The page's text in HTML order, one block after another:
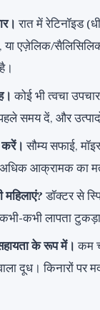
रात में रेटिनॉइड
या एज़ेलिक/
कोई भी त्वचा
समय दें, और
सौम्य सफाई,
अधिक आक्रामक का
महिलाएं?डॉक्टर से
कभी लापता टुकड़ा
के रूप में। कम
दूध। किनारों पर